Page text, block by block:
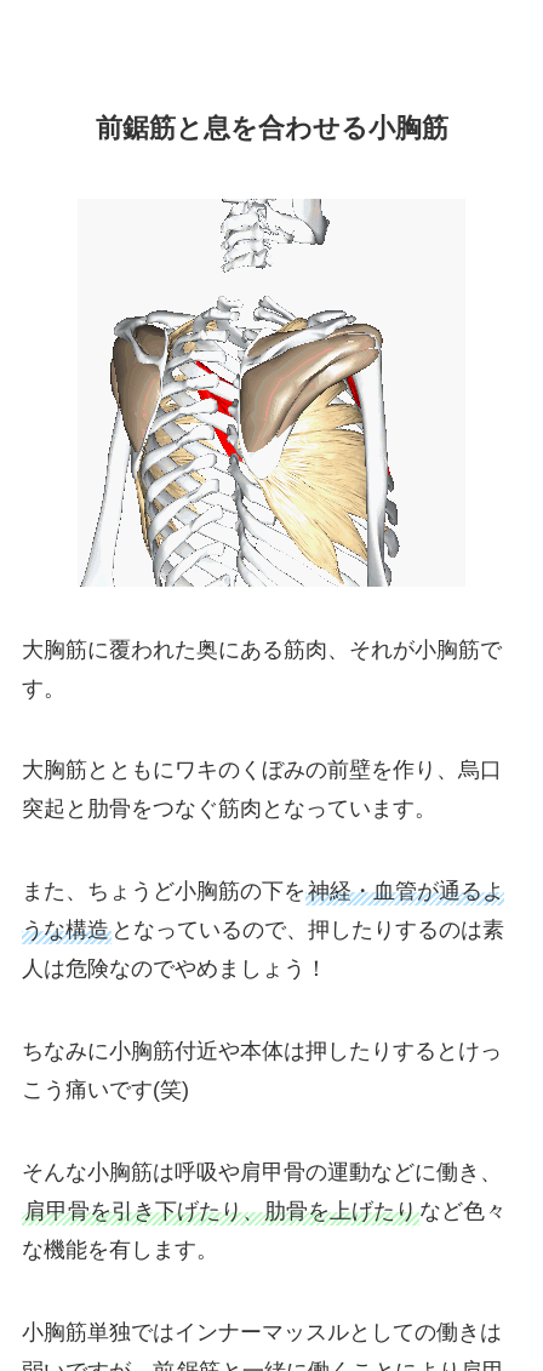
前鋸筋と息を合わせる小胸筋
大胸筋に覆われた奥にある筋肉、それが小胸筋で
す。
大胸筋とともにワキのくぼみの前壁を作り、烏口
突起と肋骨をつなぐ筋肉となっています。
また、ちょうど小胸筋の下を神経・血管が通るよ
うな構造となっているので、押したりするのは素
人は危険なのでやめましょう！
ちなみに小胸筋付近や本体は押したりするとけっ
こう痛いです(笑)
そんな小胸筋は呼吸や肩甲骨の運動などに働き、
肩甲骨を引き下げたり、肋骨を上げたりなど色々
な機能を有します。
小胸筋単独ではインナーマッスルとしての働きは